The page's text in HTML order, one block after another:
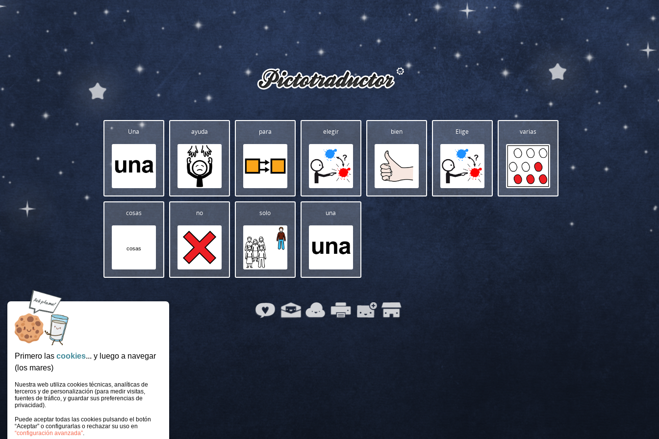
Una ayuda para elegir bien Elige varias
cosas
cosas
no solo una
Primero las cookies... y luego a navegar
(los mares)
Nuestra web utiliza cookies técnicas, analíticas de
terceros y de personalización (para medir visitas,
fuentes de tráfico, y guardar sus preferencias de
privacidad).
Puede aceptar todas las cookies pulsando el botón
“Aceptar” o configurarlas o rechazar su uso en
“configuración avanzada”.